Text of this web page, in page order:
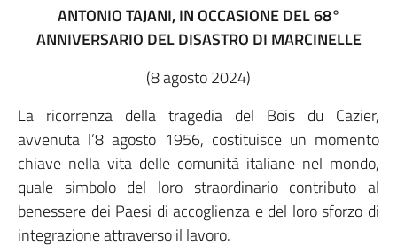
ANTONIO TAJANI, IN OCCASIONE DEL 68°
ANNIVERSARIO DEL DISASTRO DI MARCINELLE
(8 agosto 2024)
La ricorrenza della tragedia del Bois du Cazier,
avvenuta l’8 agosto 1956, costituisce un momento
chiave nella vita delle comunità italiane nel mondo,
quale simbolo del loro straordinario contributo al
benessere dei Paesi di accoglienza e del loro sforzo di
integrazione attraverso il lavoro.